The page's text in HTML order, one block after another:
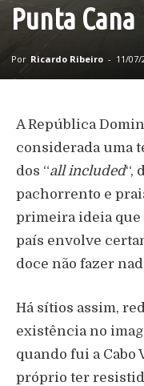
Punta Cana
Por Ricardo Ribeiro - 11/07/
A República
considerada uma
dos “all included“,
pachorrento e
primeira ideia que
país envolve
doce não fazer
Há sítios assim,
existência no
quando fui a Cabo
próprio ter